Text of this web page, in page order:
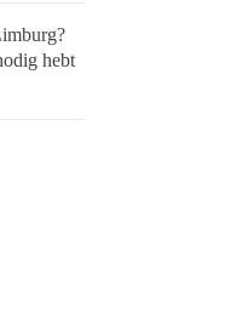
hebt